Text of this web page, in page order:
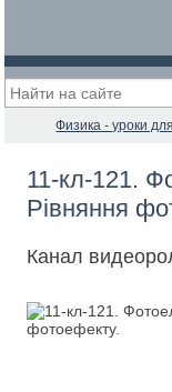
Физика - уроки
11-кл-121.
Рівняння
Канал